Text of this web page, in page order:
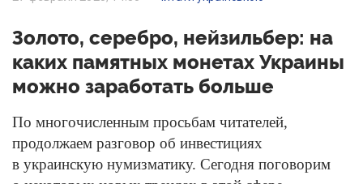
Золото, серебро, нейзильбер: на
каких памятных монетах Украины
можно заработать больше
По многочисленным просьбам читателей,
продолжаем разговор об инвестициях
в украинскую нумизматику. Сегодня поговорим